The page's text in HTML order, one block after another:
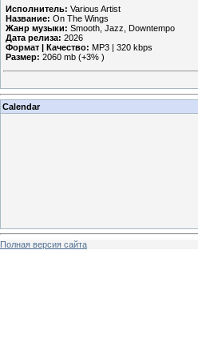
Исполнитель: Various Artist
Название: On The Wings
Жанр музыки: Smooth, Jazz, Downtempo
Дата релиза: 2026
Формат | Качество: MP3 | 320 kbps
Размер: 2060 mb (+3% )
Calendar
Полная версия сайта